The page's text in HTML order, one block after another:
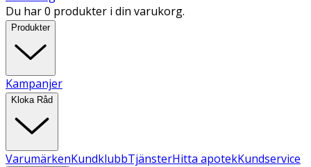
Du har 0 produkter i din varukorg.
Produkter
Kampanjer
Kloka Råd
VarumärkenKundklubbTjänsterHitta apotekKundservice